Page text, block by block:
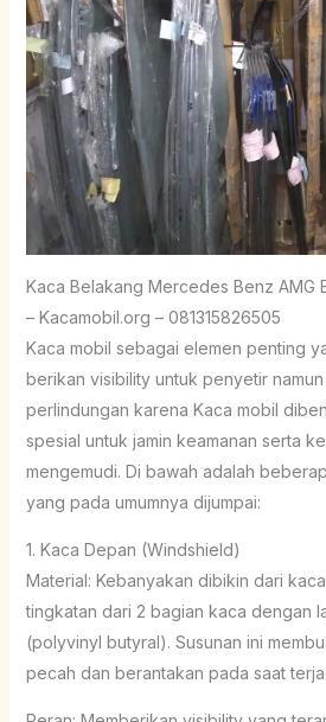
Kaca Belakang Mercedes Benz AMG
– Kacamobil.org – 081315826505
Kaca mobil sebagai elemen penting
berikan visibility untuk penyetir
perlindungan karena Kaca mobil
spesial untuk jamin keamanan serta
mengemudi. Di bawah adalah
yang pada umumnya dijumpai:
1. Kaca Depan (Windshield)
Material: Kebanyakan dibikin dari
tingkatan dari 2 bagian kaca dengan
(polyvinyl butyral). Susunan ini
pecah dan berantakan pada saat